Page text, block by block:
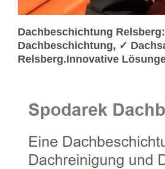
Dachbeschichtung
Dachbeschichtung, ✓
Relsberg.Innovative